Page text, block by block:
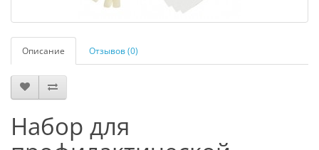
Описание Отзывов (0)
Набор для